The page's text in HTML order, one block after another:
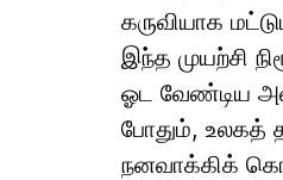
கருவியாக
இந்த முயற்சி
ஓட வேண்டிய
போதும், உலகத்
நனவாக்கிக்